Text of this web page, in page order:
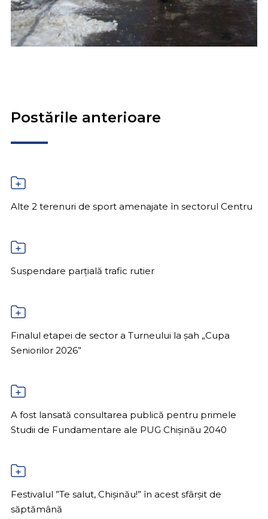
Postările anterioare
Alte 2 terenuri de sport amenajate în sectorul Centru
Suspendare parțială trafic rutier
Finalul etapei de sector a Turneului la șah „Cupa
Seniorilor 2026”
A fost lansată consultarea publică pentru primele
Studii de Fundamentare ale PUG Chișinău 2040
Festivalul ”Te salut, Chișinău!” în acest sfârșit de
săptămână